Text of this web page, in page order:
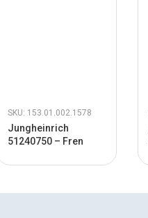
SKU: 153.01.002.1578
Jungheinrich
51240750 – Fren